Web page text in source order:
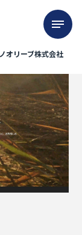
オリーブ株式会社